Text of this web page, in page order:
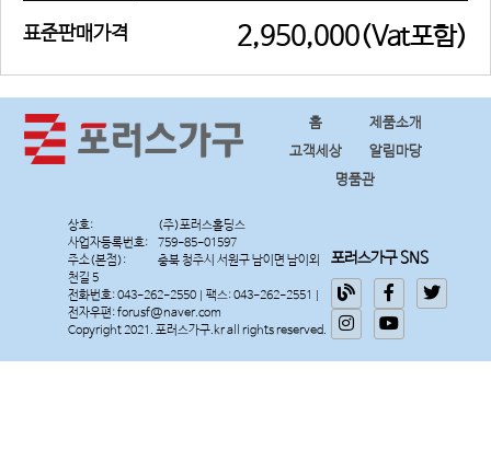
표준판매가격 2,950,000(Vat포함)
홈
제품소개
고객세상
알림마당
명품관
상호:
사업자등록번호:
주소(본점):
충북 청주시 서원구 남이면 남이외
천길 5
전화번호: 043-262-2550 | 팩스: 043-262-2551 |
전자우편: forusf@naver.com
포러스가구 SNS